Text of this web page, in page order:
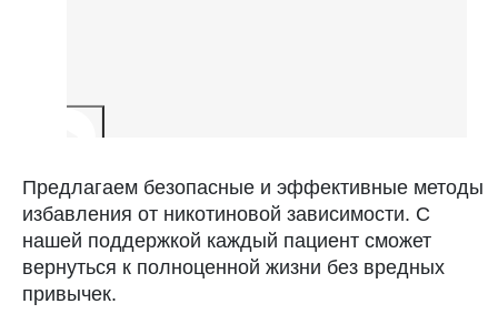
Предлагаем безопасные и эффективные методы
избавления от никотиновой зависимости. С
нашей поддержкой каждый пациент сможет
вернуться к полноценной жизни без вредных
привычек.